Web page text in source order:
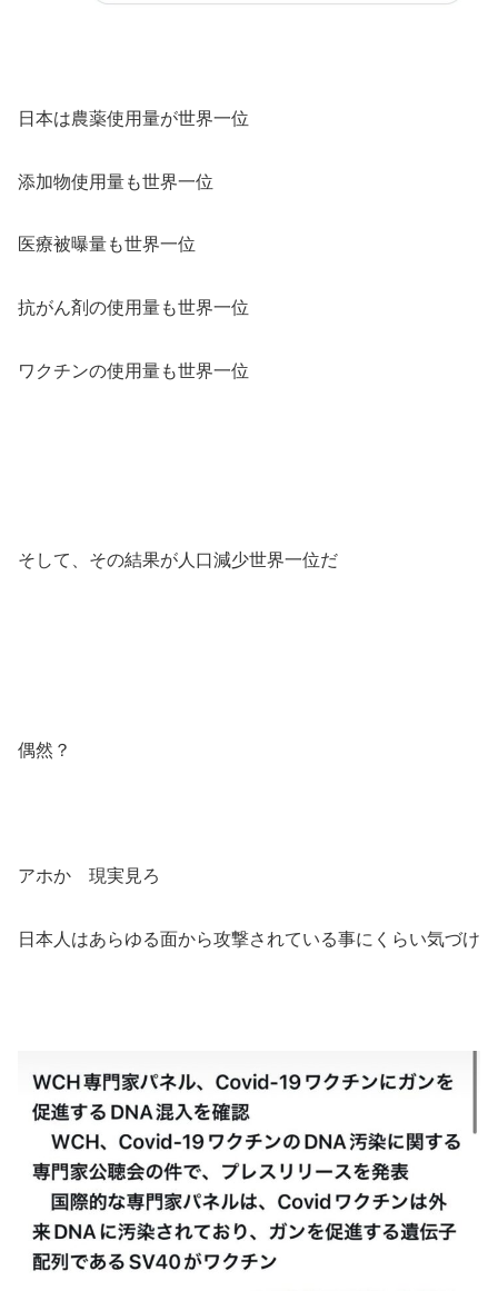
日本は農薬使用量が世界一位
添加物使用量も世界一位
医療被曝量も世界一位
抗がん剤の使用量も世界一位
ワクチンの使用量も世界一位
そして、その結果が人口減少世界一位だ
偶然？
アホか 現実見ろ
日本人はあらゆる面から攻撃されている事にくらい気づけ